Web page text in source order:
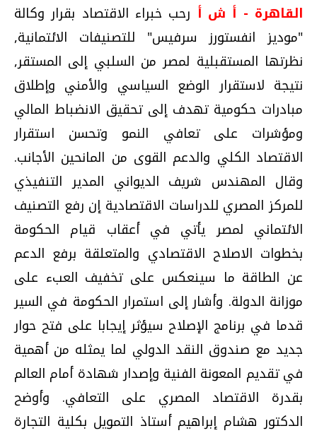
القاهرة - أ ش أ رحب خبراء الاقتصاد بقرار وكالة
"موديز انفستورز سرفيس" للتصنيفات الائتمانية,
نظرتها المستقبلية لمصر من السلبي إلى المستقر,
نتيجة لاستقرار الوضع السياسي والأمني وإطلاق
مبادرات حكومية تهدف إلى تحقيق الانضباط المالي
ومؤشرات على تعافي النمو وتحسن استقرار
الاقتصاد الكلي والدعم القوى من المانحين الأجانب.
وقال المهندس شريف الديواني المدير التنفيذي
للمركز المصري للدراسات الاقتصادية إن رفع التصنيف
الائتماني لمصر يأتي في أعقاب قيام الحكومة
بخطوات الاصلاح الاقتصادي والمتعلقة برفع الدعم
عن الطاقة ما سينعكس على تخفيف العبء على
موزانة الدولة. وأشار إلى استمرار الحكومة في السير
قدما في برنامج الإصلاح سيؤثر إيجابا على فتح حوار
جديد مع صندوق النقد الدولي لما يمثله من أهمية
في تقديم المعونة الفنية وإصدار شهادة أمام العالم
بقدرة الاقتصاد المصري على التعافي. وأوضح
الدكتور هشام إبراهيم أستاذ التمويل بكلية التجارة